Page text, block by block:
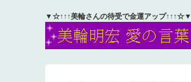
▼☆↑↑↑美輪さんの待受で金運アップ↑↑↑☆▼